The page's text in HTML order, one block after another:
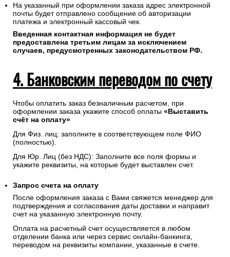
На указанный при оформлении заказа адрес электронной
почты будет отправлено сообщение об авторизации
платежа и электронный кассовый чек.
Введенная контактная информация не будет
предоставлена третьим лицам за исключением
случаев, предусмотренных законодательством РФ.
4. Банковским переводом по счету
Чтобы оплатить заказ безналичным расчетом, при
оформлении заказа укажите способ оплаты «Выставить
счёт на оплату»
Для Физ. лиц: заполните в соответствующем поле ФИО
(полностью).
Для Юр. Лиц (без НДС): Заполните все поля формы и
укажите реквизиты, на которые будет выставлен счет.
Запрос счета на оплату
После оформления заказа с Вами свяжется менеджер для
подтверждения и согласования даты доставки и направит
счет на указанную электронную почту.
Оплата на расчетный счет осуществляется в любом
отделении банка или через сервис онлайн-банкинга,
переводом на реквизиты компании, указанные в счете.